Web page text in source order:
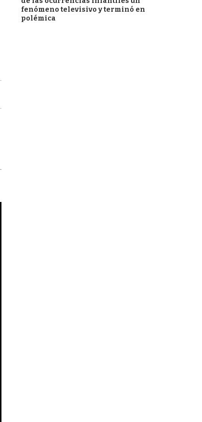
fenómeno televisivo y terminó en
polémica